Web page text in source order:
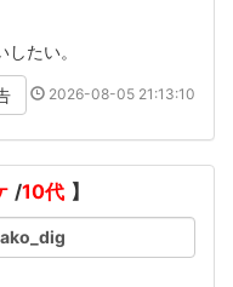
たい。
2026-08-05 21:13:10
/10代 】